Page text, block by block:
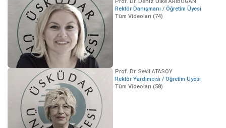
Prof. Dr. Deniz Ülke ARIBOĞAN
Rektör Danışmanı / Öğretim Üyesi
Tüm Videoları (74)
Prof. Dr. Sevil ATASOY
Rektör Yardımcısı / Öğretim Üyesi
Tüm Videoları (58)